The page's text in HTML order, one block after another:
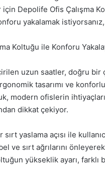
Depolife Ofis Çalışma
yakalamak
Koltuğu ile Konforu
uzun saatler, doğru bir
tasarımı ve
modern ofislerin
dikkat çekiyor.
yaslama açısı ile
ve sırt ağrılarını
yükseklik ayarı,